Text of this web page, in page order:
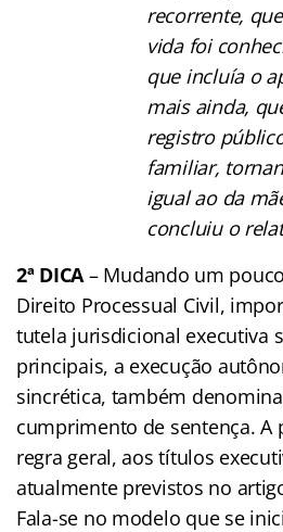
recorrente,
vida foi
que incluía o
mais ainda,
registro
familiar,
igual ao da
concluiu o
2ª DICA– Mudando um
Direito Processual Civil,
tutela jurisdicional executiva
principais, a execução
sincrética, também
cumprimento de sentença. A
regra geral, aos títulos
atualmente previstos no
Fala-se no modelo que se